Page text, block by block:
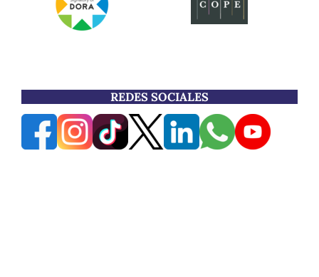
REDES SOCIALES